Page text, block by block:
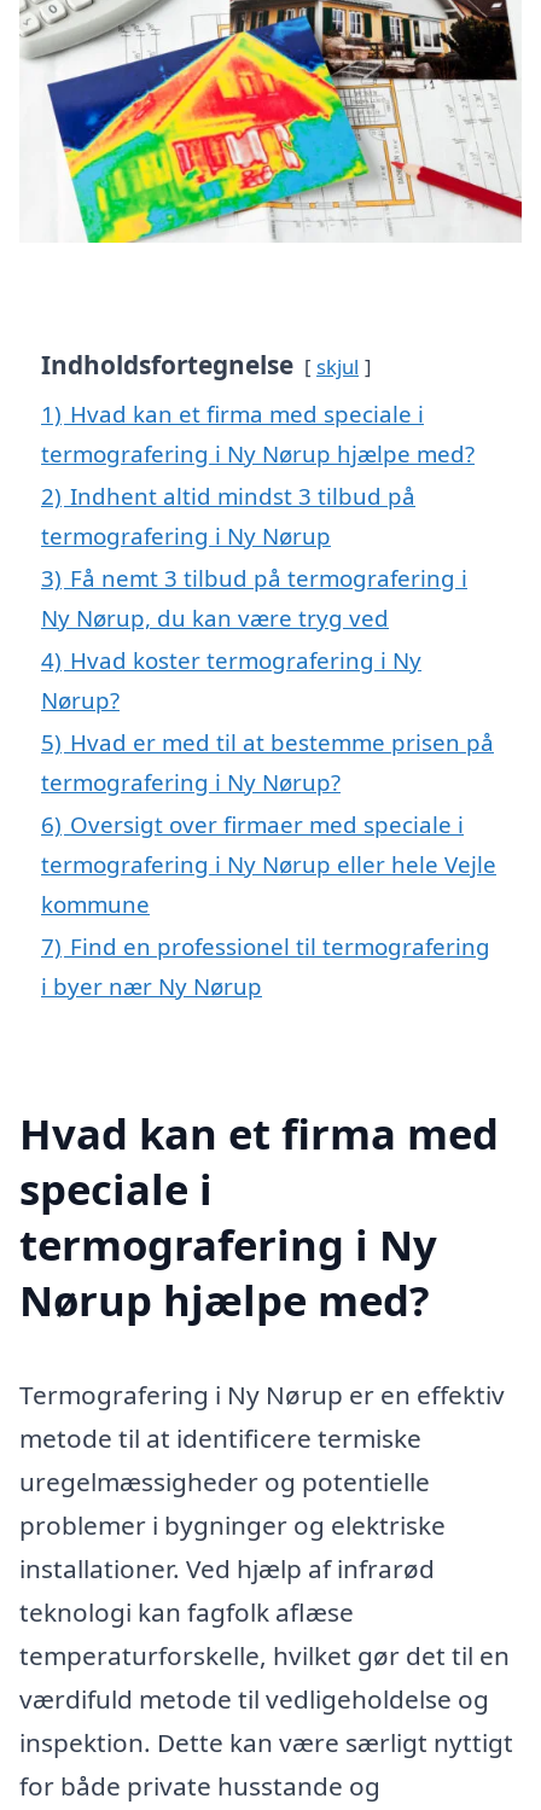
Indholdsfortegnelse skjul
1) Hvad kan et firma med speciale i
termografering i Ny Nørup hjælpe med?
2) Indhent altid mindst 3 tilbud på
termografering i Ny Nørup
3) Få nemt 3 tilbud på termografering i
Ny Nørup, du kan være tryg ved
4) Hvad koster termografering i Ny
Nørup?
5) Hvad er med til at bestemme prisen på
termografering i Ny Nørup?
6) Oversigt over firmaer med speciale i
termografering i Ny Nørup eller hele Vejle
kommune
7) Find en professionel til termografering
i byer nær Ny Nørup
Hvad kan et firma med
speciale i
termografering i Ny
Nørup hjælpe med?
Termografering i Ny Nørup er en effektiv
metode til at identificere termiske
uregelmæssigheder og potentielle
problemer i bygninger og elektriske
installationer. Ved hjælp af infrarød
teknologi kan fagfolk aflæse
temperaturforskelle, hvilket gør det til en
værdifuld metode til vedligeholdelse og
inspektion. Dette kan være særligt nyttigt
for både private husstande og